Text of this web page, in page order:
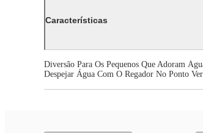
Características
Diversão Para Os Pequenos Que Adoram
Despejar Água Com O Regador No Ponto